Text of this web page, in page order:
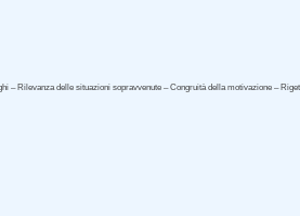
– Rilevanza delle situazioni sopravvenute – Congruità della motivazione –